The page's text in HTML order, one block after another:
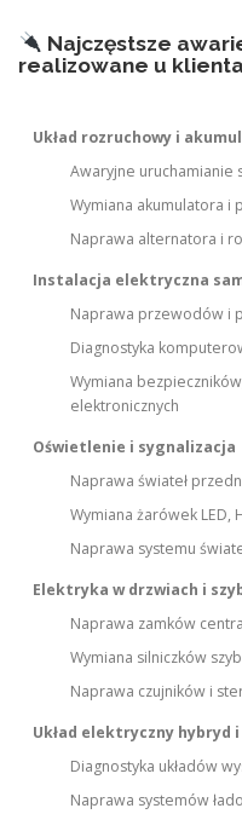
Najczęstsze
realizowane u klienta
Układ rozruchowy i
Awaryjne uruchamianie
Wymiana akumulatora
Naprawa alternatora i
Instalacja elektryczna
Naprawa przewodów i
Diagnostyka
Wymiana
elektronicznych
Oświetlenie i sygnalizacja
Naprawa świateł
Wymiana żarówek LED,
Naprawa systemu
Elektryka w drzwiach i
Naprawa zamków
Wymiana silniczków
Naprawa czujników i
Układ elektryczny hybryd i
Diagnostyka układów
Naprawa systemów